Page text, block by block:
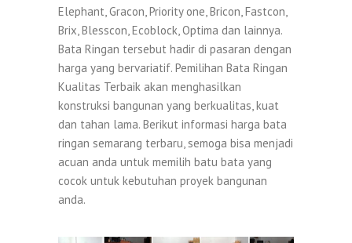
Elephant, Gracon, Priority one, Bricon, Fastcon,
Brix, Blesscon, Ecoblock, Optima dan lainnya.
Bata Ringan tersebut hadir di pasaran dengan
harga yang bervariatif. Pemilihan Bata Ringan
Kualitas Terbaik akan menghasilkan
konstruksi bangunan yang berkualitas, kuat
dan tahan lama. Berikut informasi harga bata
ringan semarang terbaru, semoga bisa menjadi
acuan anda untuk memilih batu bata yang
cocok untuk kebutuhan proyek bangunan
anda.